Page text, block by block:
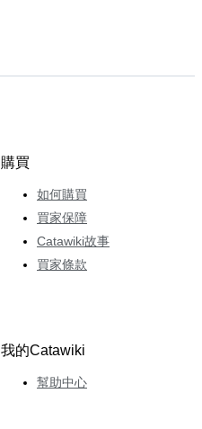
購買
如何購買
買家保障
Catawiki故事
買家條款
我的Catawiki
幫助中心